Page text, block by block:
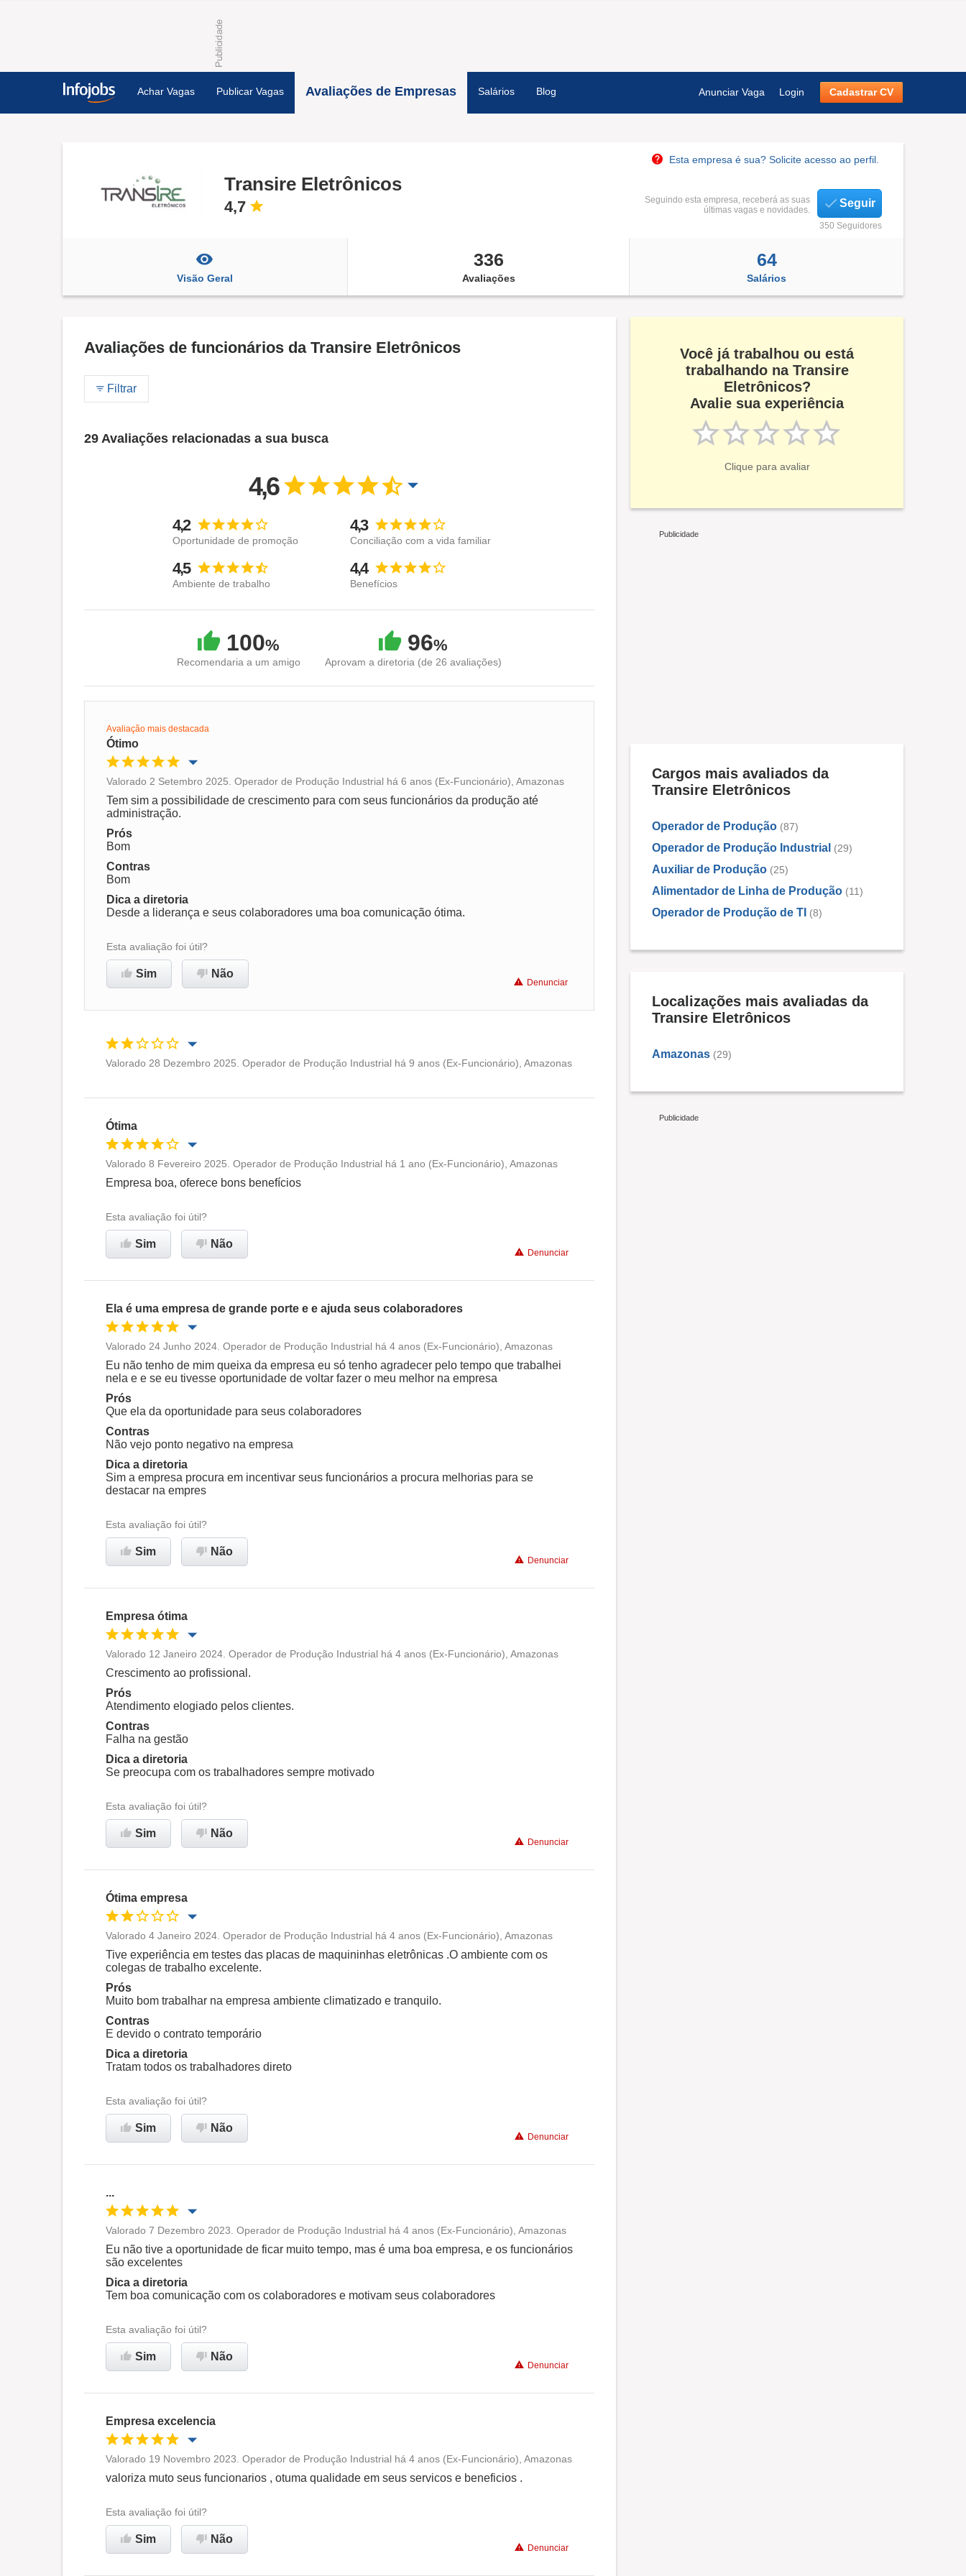
Achar Vagas Publicar Vagas Avaliações de Empresas Salários Blog Anunciar Vaga Login Cadastrar CV
Esta empresa é sua? Solicite acesso ao perfil.
Transire Eletrônicos
4,7
Seguindo esta empresa, receberá as suas
últimas vagas e novidades.
Seguir
350 Seguidores
Visão Geral
336
Avaliações
64
Salários
Avaliações de funcionários da Transire Eletrônicos
Filtrar
29 Avaliações relacionadas a sua busca
4,6
4,2
Oportunidade de promoção
4,3
Conciliação com a vida familiar
4,5
Ambiente de trabalho
4,4
Benefícios
100%
Recomendaria a um amigo
96%
Aprovam a diretoria (de 26 avaliações)
Avaliação mais destacada
Ótimo
Oportunidade de promoção
Ambiente de trabalho
Conciliação com a vida familiar
Recomenda esta empresa
Valorado 2 Setembro 2025. Operador de Produção Industrial há 6 anos (Ex-Funcionário), Amazonas
Tem sim a possibilidade de crescimento para com seus funcionários da produção até
administração.
Prós
Bom
Contras
Bom
Dica a diretoria
Desde a liderança e seus colaboradores uma boa comunicação ótima.
Esta avaliação foi útil?
Sim Não
Denunciar
Valorado 28 Dezembro 2025. Operador de Produção Industrial há 9 anos (Ex-Funcionário), Amazonas
Ótima
Oportunidade de promoção
Ambiente de trabalho
Recomenda esta empresa
Valorado 8 Fevereiro 2025. Operador de Produção Industrial há 1 ano (Ex-Funcionário), Amazonas
Empresa boa, oferece bons benefícios
Esta avaliação foi útil?
Sim Não
Denunciar
Ela é uma empresa de grande porte e e ajuda seus colaboradores
Oportunidade de promoção
Ambiente de trabalho
Conciliação com a vida familiar
Recomenda esta empresa
Valorado 24 Junho 2024. Operador de Produção Industrial há 4 anos (Ex-Funcionário), Amazonas
Eu não tenho de mim queixa da empresa eu só tenho agradecer pelo tempo que trabalhei
nela e e se eu tivesse oportunidade de voltar fazer o meu melhor na empresa
Prós
Que ela da oportunidade para seus colaboradores
Contras
Não vejo ponto negativo na empresa
Dica a diretoria
Sim a empresa procura em incentivar seus funcionários a procura melhorias para se
destacar na empres
Esta avaliação foi útil?
Sim Não
Denunciar
Empresa ótima
Oportunidade de promoção
Ambiente de trabalho
Recomenda esta empresa
Valorado 12 Janeiro 2024. Operador de Produção Industrial há 4 anos (Ex-Funcionário), Amazonas
Crescimento ao profissional.
Prós
Atendimento elogiado pelos clientes.
Contras
Falha na gestão
Dica a diretoria
Se preocupa com os trabalhadores sempre motivado
Esta avaliação foi útil?
Sim Não
Denunciar
Ótima empresa
Oportunidade de promoção
Ambiente de trabalho
Conciliação com a vida familiar
Recomenda esta empresa
Valorado 4 Janeiro 2024. Operador de Produção Industrial há 4 anos (Ex-Funcionário), Amazonas
Tive experiência em testes das placas de maquininhas eletrônicas .O ambiente com os
colegas de trabalho excelente.
Prós
Muito bom trabalhar na empresa ambiente climatizado e tranquilo.
Contras
E devido o contrato temporário
Dica a diretoria
Tratam todos os trabalhadores direto
Esta avaliação foi útil?
Sim Não
Denunciar
...
Oportunidade de promoção
Ambiente de trabalho
Conciliação com a vida familiar
Valorado 7 Dezembro 2023. Operador de Produção Industrial há 4 anos (Ex-Funcionário), Amazonas
Eu não tive a oportunidade de ficar muito tempo, mas é uma boa empresa, e os funcionários
são excelentes
Dica a diretoria
Tem boa comunicação com os colaboradores e motivam seus colaboradores
Esta avaliação foi útil?
Sim Não
Denunciar
Empresa excelencia
Oportunidade de promoção
Ambiente de trabalho
Conciliação com a vida familiar
Recomenda esta empresa
Valorado 19 Novembro 2023. Operador de Produção Industrial há 4 anos (Ex-Funcionário), Amazonas
valoriza muto seus funcionarios , otuma qualidade em seus servicos e beneficios .
Esta avaliação foi útil?
Sim Não
Denunciar
Você já trabalhou ou está
trabalhando na Transire
Eletrônicos?
Avalie sua experiência
Clique para avaliar
Cargos mais avaliados da
Transire Eletrônicos
Operador de Produção (87)
Operador de Produção Industrial (29)
Auxiliar de Produção (25)
Alimentador de Linha de Produção (11)
Operador de Produção de TI (8)
Localizações mais avaliadas da
Transire Eletrônicos
Amazonas (29)